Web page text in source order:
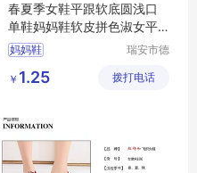
春夏季女鞋平跟软底圆浅口
单鞋妈妈鞋软皮拼色淑女平
底鞋懒人鞋女
妈妈鞋
瑞安市德
￥ 1.25 拨打电话